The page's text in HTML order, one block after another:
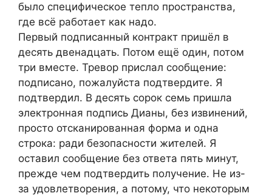
было специфическое тепло пространства,
где всё работает как надо.
Первый подписанный контракт пришёл в
десять двенадцать. Потом ещё один, потом
три вместе. Тревор прислал сообщение:
подписано, пожалуйста подтвердите. Я
подтвердил. В десять сорок семь пришла
электронная подпись Дианы, без извинений,
просто отсканированная форма и одна
строка: ради безопасности жителей. Я
оставил сообщение без ответа пять минут,
прежде чем подтвердить получение. Не из-
за удовлетворения, а потому, что некоторым